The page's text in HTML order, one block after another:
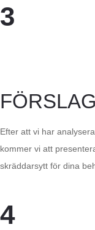
3
FÖRSLAG
Efter att vi har
kommer vi att
skräddarsytt för dina
4